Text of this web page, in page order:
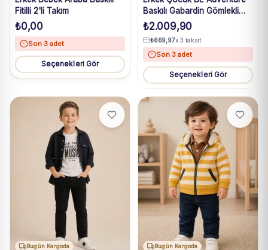
Fitilli 2'li Takım
₺0,00
Son 3 adet
Seçenekleri Gör
Baskılı Gabardin Gömlekli
3'lü Takım
₺2.009,90
₺669,97x 3 taksit
Son 3 adet
Seçenekleri Gör
Bugün Kargoda Bugün Kargoda